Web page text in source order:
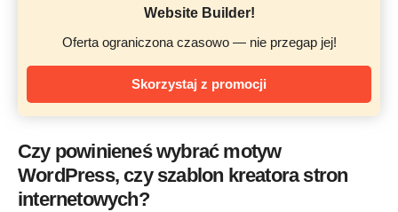
Website Builder!
Oferta ograniczona czasowo — nie przegap jej!
Skorzystaj z promocji
Czy powinieneś wybrać motyw
WordPress, czy szablon kreatora stron
internetowych?